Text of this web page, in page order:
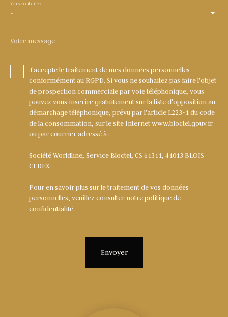
-
Vous souhaitez
Votre message
J'accepte le traitement de mes données personnelles
conformément au RGPD. Si vous ne souhaitez pas faire l'objet
de prospection commerciale par voie téléphonique, vous
pouvez vous inscrire gratuitement sur la liste d'opposition au
démarchage téléphonique, prévu par l'article L223-1 du code
de la consommation, sur le site Internet www.bloctel.gouv.fr
ou par courrier adressé à :
Société Worldline, Service Bloctel, CS 61311, 41013 BLOIS
CEDEX.
Pour en savoir plus sur le traitement de vos données
personnelles, veuillez consulter notrepolitique de
confidentialité.
Envoyer